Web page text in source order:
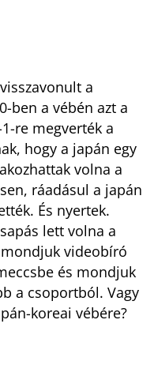
a
ben a vébén azt a
re megverték a
hogy a japán egy
volna a
ráadásul a japán
És nyertek.
lett volna a
mondjuk videobíró
és mondjuk
a csoportból. Vagy
koreai vébére?